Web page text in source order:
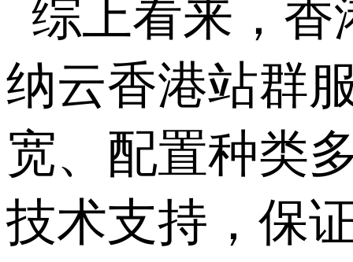
综上看来，香
纳云香港站群
宽、配置种类
技术支持，保